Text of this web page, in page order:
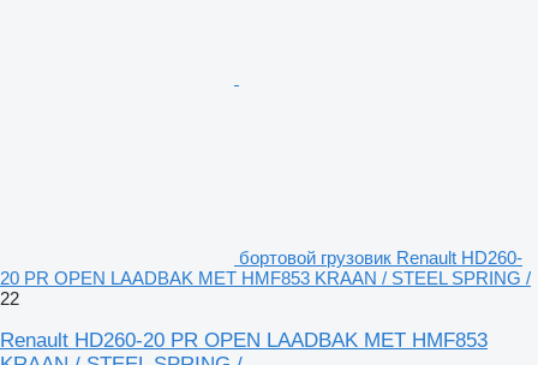
бортовой грузовик Renault HD260-
20 PR OPEN LAADBAK MET HMF853 KRAAN / STEEL SPRING /
22
Renault HD260-20 PR OPEN LAADBAK MET HMF853